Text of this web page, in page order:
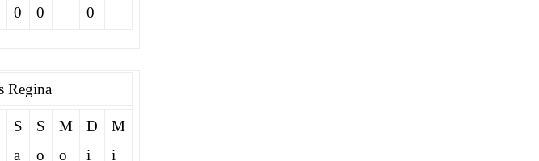
0
0
0
Regina
S
a
S
o
M
o
D
i
M
i